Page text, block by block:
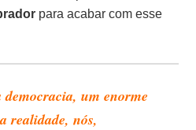
para acabar com esse
um enorme
realidade, nós,